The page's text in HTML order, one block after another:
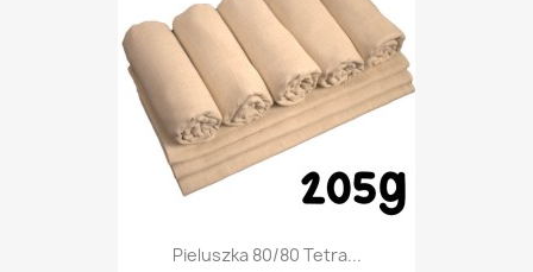
Pieluszka 80/80 Tetra...